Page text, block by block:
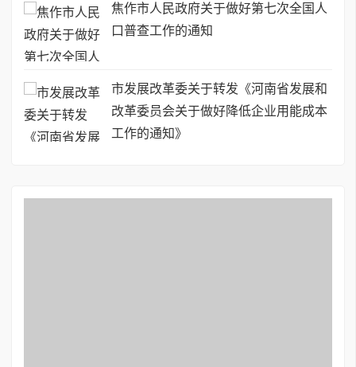
焦作市人民政府关于做好第七次全国人
口普查工作的通知
市发展改革委关于转发《河南省发展和
改革委员会关于做好降低企业用能成本
工作的通知》